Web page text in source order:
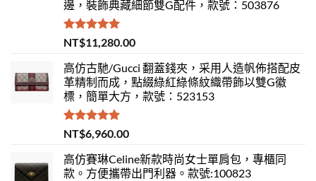
邊，裝飾典藏細節雙G配件，款號：503876
評分5.00
滿分 5
NT$11,280.00
高仿古馳/Gucci 翻蓋錢夾，采用人造帆佈搭配皮
革精制而成，點綴綠紅綠條紋織帶飾以雙G徽
標，簡單大方，款號：523153
評分 5.00
滿分 5
NT$6,960.00
高仿賽琳Celine新款時尚女士單肩包，專櫃同
款。方便攜帶出門利器。款號:100823